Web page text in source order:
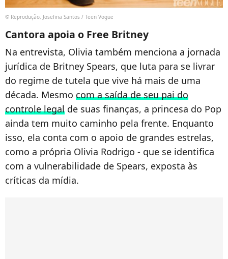
© Reprodução, Josefina Santos / Teen Vogue
Cantora apoia o Free Britney
Na entrevista, Olivia também menciona a jornada
jurídica de Britney Spears, que luta para se livrar
do regime de tutela que vive há mais de uma
década. Mesmo com a saída de seu pai do
controle legal de suas finanças, a princesa do Pop
ainda tem muito caminho pela frente. Enquanto
isso, ela conta com o apoio de grandes estrelas,
como a própria Olivia Rodrigo - que se identifica
com a vulnerabilidade de Spears, exposta às
críticas da mídia.